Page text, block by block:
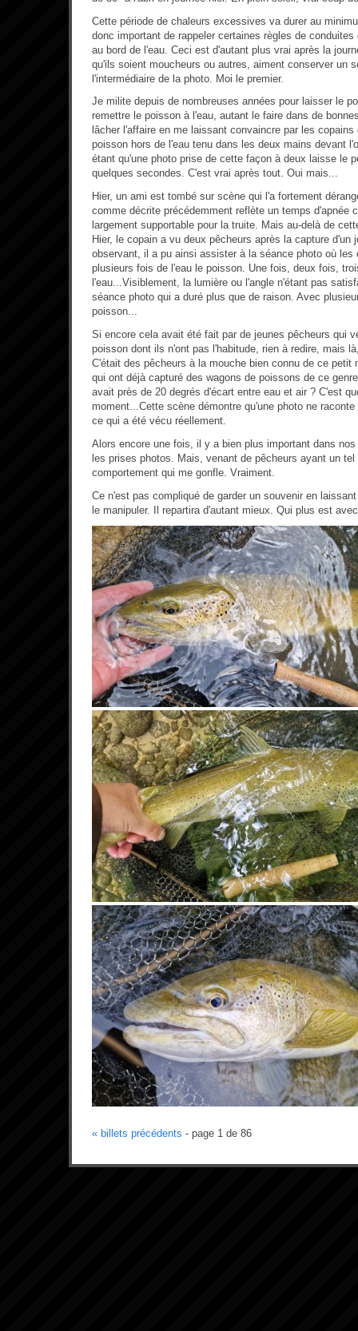
Cette période de chaleurs excessives va durer au
donc important de rappeler certaines règles de
au bord de l'eau. Ceci est d'autant plus vrai après la
qu'ils soient moucheurs ou autres, aiment conserver un
l'intermédiaire de la photo. Moi le premier.
Je milite depuis de nombreuses années pour laisser le
remettre le poisson à l'eau, autant le faire dans de
lâcher l'affaire en me laissant convaincre par les
poisson hors de l'eau tenu dans les deux mains devant
étant qu'une photo prise de cette façon à deux laisse le
quelques secondes. C'est vrai après tout. Oui mais...
Hier, un ami est tombé sur scène qui l'a fortement
comme décrite précédemment reflète un temps d'apnée
largement supportable pour la truite. Mais au-delà de
Hier, le copain a vu deux pêcheurs après la capture d'un
observant, il a pu ainsi assister à la séance photo où les
plusieurs fois de l'eau le poisson. Une fois, deux fois,
l'eau...Visiblement, la lumière ou l'angle n'étant pas
séance photo qui a duré plus que de raison. Avec
poisson...
Si encore cela avait été fait par de jeunes pêcheurs qui
poisson dont ils n'ont pas l'habitude, rien à redire, mais
C'était des pêcheurs à la mouche bien connu de ce petit
qui ont déjà capturé des wagons de poissons de ce
avait près de 20 degrés d'écart entre eau et air ? C'est
moment...Cette scène démontre qu'une photo ne
ce qui a été vécu réellement.
Alors encore une fois, il y a bien plus important dans
les prises photos. Mais, venant de pêcheurs ayant un
comportement qui me gonfle. Vraiment.
Ce n'est pas compliqué de garder un souvenir en
le manipuler. Il repartira d'autant mieux. Qui plus est
« billets précédents - page 1 de 86